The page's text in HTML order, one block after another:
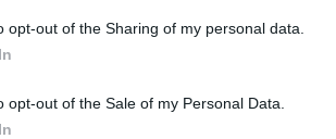
opt-out of the Sharing of my personal data.
opt-out of the Sale of my Personal Data.
giudice monocratico di Roma
di incapace alla
La Procura aveva chiesto
–
di non poter affermare con